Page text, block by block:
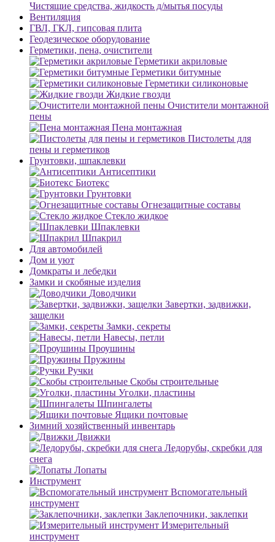
Чистящие средства, жидкость д/мытья посуды
Вентиляция
ГВЛ, ГКЛ, гипсовая плита
Геодезическое оборудование
Герметики, пена, очистители
Герметики акриловые
Герметики битумные
Герметики силиконовые
Жидкие гвозди
Очистители монтажной
пены
Пена монтажная
Пистолеты для
пены и герметиков
Грунтовки, шпаклевки
Антисептики
Биотекс
Грунтовки
Огнезащитные составы
Стекло жидкое
Шпаклевки
Шпакрил
Для автомобилей
Дом и уют
Домкраты и лебедки
Замки и скобяные изделия
Доводчики
Завертки, задвижки,
защелки
Замки, секреты
Навесы, петли
Проушины
Пружины
Ручки
Скобы строительные
Уголки, пластины
Шпингалеты
Ящики почтовые
Зимний хозяйственный инвентарь
Движки
Ледорубы, скребки для
снега
Лопаты
Инструмент
Вспомогательный
инструмент
Заклепочники, заклепки
Измерительный
инструмент